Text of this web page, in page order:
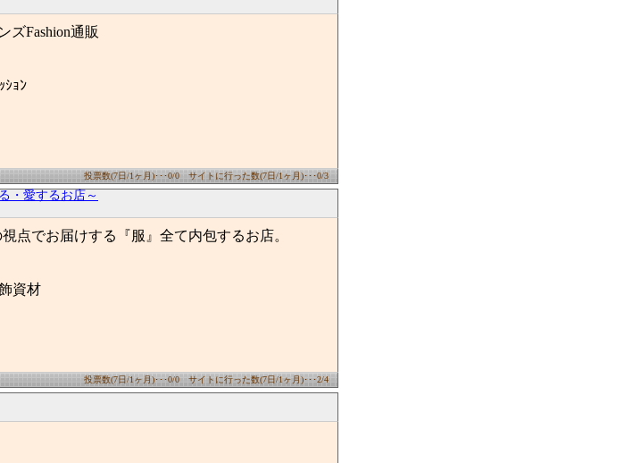
ズFashion通販
ｼｮﾝ
投票数(7日/1ヶ月)･･･0/0 サイトに行った数(7日/1ヶ月)･･･0/3
・愛するお店～
点でお届けする『服』全て内包するお店。
資材
投票数(7日/1ヶ月)･･･0/0 サイトに行った数(7日/1ヶ月)･･･2/4